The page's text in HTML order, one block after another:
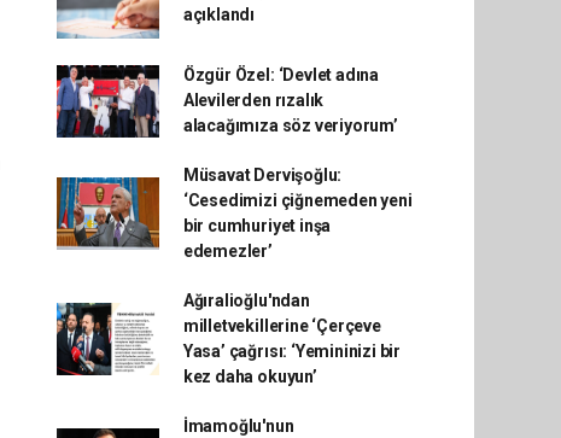
açıklandı
Özgür Özel: ‘Devlet adına
Alevilerden rızalık
alacağımıza söz veriyorum’
Müsavat Dervişoğlu:
‘Cesedimizi çiğnemeden yeni
bir cumhuriyet inşa
edemezler’
Ağıralioğlu'ndan
milletvekillerine ‘Çerçeve
Yasa’ çağrısı: ‘Yemininizi bir
kez daha okuyun’
İmamoğlu'nun